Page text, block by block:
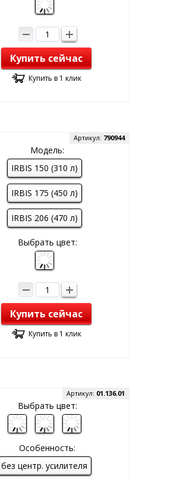
Купить сейчас
Купить в 1 клик
Артикул: 790944
Модель:
IRBIS 150 (310 л)
IRBIS 175 (450 л)
IRBIS 206 (470 л)
Выбрать цвет:
Купить сейчас
Купить в 1 клик
Артикул: 01.136.01
Выбрать цвет:
Особенность:
без центр. усилителя